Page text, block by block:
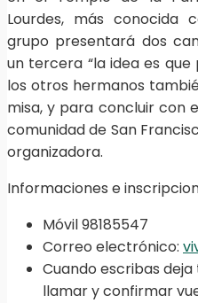
Lourdes, más conocida
grupo presentará dos
un tercera “la idea es
los otros hermanos
misa, y para concluir con
comunidad de San
organizadora.
Informaciones e
Móvil 98185547
Correo electrónico:
Cuando escribas
llamar y confirmar